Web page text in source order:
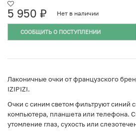
5 950 ₽ Нет в наличии
СООБЩИТЬ О ПОСТУПЛЕНИИ
Лаконичные очки от французского
IZIPIZI.
Очки с синим светом фильтруют синий
компьютера, планшета или телефона.
утомление глаз, сухость или